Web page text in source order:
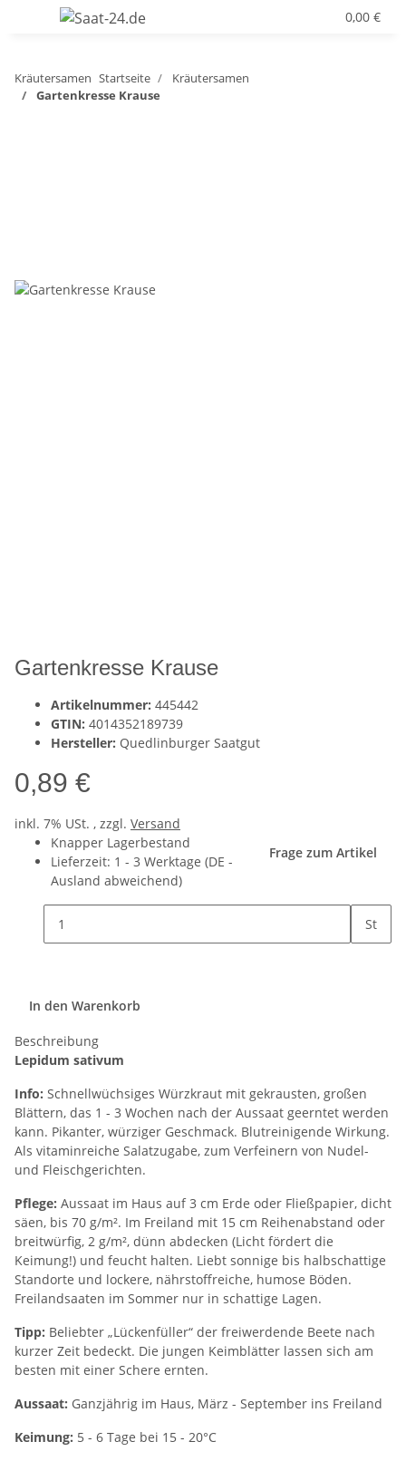
0,00 €
Kräutersamen Startseite
Kräutersamen
Gartenkresse Krause
Gartenkresse Krause
Artikelnummer: 445442
GTIN: 4014352189739
Hersteller: Quedlinburger Saatgut
0,89 €
inkl. 7% USt. , zzgl. Versand
Knapper Lagerbestand
Lieferzeit: 1 - 3 Werktage (DE -
Ausland abweichend)
Frage zum Artikel
St
In den Warenkorb
Beschreibung
Lepidum sativum
Info: Schnellwüchsiges Würzkraut mit gekrausten, großen
Blättern, das 1 - 3 Wochen nach der Aussaat geerntet werden
kann. Pikanter, würziger Geschmack. Blutreinigende Wirkung.
Als vitaminreiche Salatzugabe, zum Verfeinern von Nudel-
und Fleischgerichten.
Pflege: Aussaat im Haus auf 3 cm Erde oder Fließpapier, dicht
säen, bis 70 g/m². Im Freiland mit 15 cm Reihenabstand oder
breitwürfig, 2 g/m², dünn abdecken (Licht fördert die
Keimung!) und feucht halten. Liebt sonnige bis halbschattige
Standorte und lockere, nährstoffreiche, humose Böden.
Freilandsaaten im Sommer nur in schattige Lagen.
Tipp: Beliebter „Lückenfüller“ der freiwerdende Beete nach
kurzer Zeit bedeckt. Die jungen Keimblätter lassen sich am
besten mit einer Schere ernten.
Aussaat: Ganzjährig im Haus, März - September ins Freiland
Keimung: 5 - 6 Tage bei 15 - 20°C